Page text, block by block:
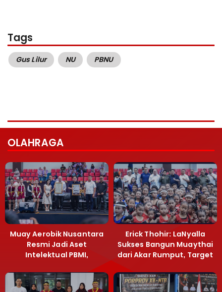
Tags
Gus Lilur NU PBNU
OLAHRAGA
Muay Aerobik Nusantara
Resmi Jadi Aset
Intelektual PBMI,
Terobosan Bangun
Grassroots
Erick Thohir: LaNyalla
Sukses Bangun Muaythai
dari Akar Rumput, Target